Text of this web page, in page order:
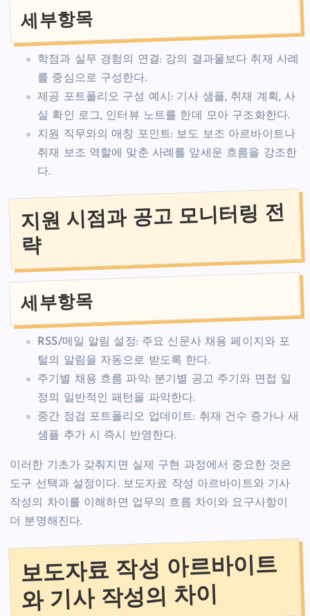
세부항목
학점과 실무 경험의 연결: 강의 결과물보다 취재 사례
를 중심으로 구성한다.
제공 포트폴리오 구성 예시: 기사 샘플, 취재 계획, 사
실 확인 로그, 인터뷰 노트를 한데 모아 구조화한다.
지원 직무와의 매칭 포인트: 보도 보조 아르바이트나
취재 보조 역할에 맞춘 사례를 앞세운 흐름을 강조한
다.
지원 시점과 공고 모니터링 전
략
세부항목
RSS/메일 알림 설정: 주요 신문사 채용 페이지와 포
털의 알림을 자동으로 받도록 한다.
주기별 채용 흐름 파악: 분기별 공고 주기와 면접 일
정의 일반적인 패턴을 파악한다.
중간 점검 포트폴리오 업데이트: 취재 건수 증가나 새
샘플 추가 시 즉시 반영한다.
이러한 기초가 갖춰지면 실제 구현 과정에서 중요한 것은
도구 선택과 설정이다. 보도자료 작성 아르바이트와 기사
작성의 차이를 이해하면 업무의 흐름 차이와 요구사항이
더 분명해진다.
보도자료 작성 아르바이트
와 기사 작성의 차이